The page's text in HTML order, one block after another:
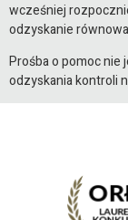
wcześniej
odzyskanie
Prośba o pomoc nie
odzyskania kontroli